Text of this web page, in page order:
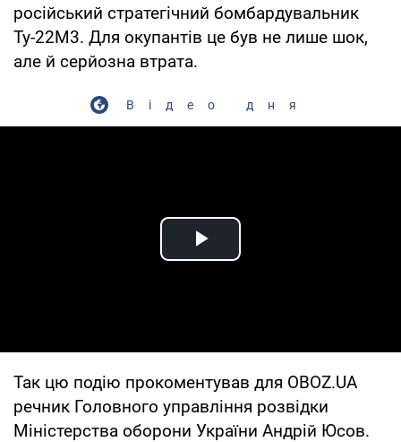
російський стратегічний бомбардувальник
Ту-22М3. Для окупантів це був не лише шок,
але й серйозна втрата.
Відео дня
Play Video
Так цю подію прокоментував для OBOZ.UA
речник Головного управління розвідки
Міністерства оборони України Андрій Юсов.